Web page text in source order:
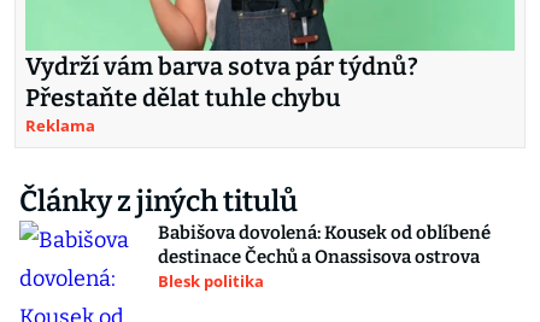
Vydrží vám barva sotva pár týdnů?
Přestaňte dělat tuhle chybu
Reklama
Články z jiných titulů
Babišova dovolená: Kousek od oblíbené
destinace Čechů a Onassisova ostrova
Blesk politika